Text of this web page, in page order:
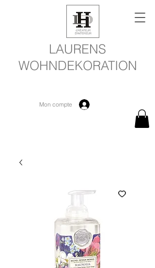
LAURENS
WOHNDEKORATION
Mon compte